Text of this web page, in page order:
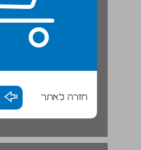
חזרה לאתר